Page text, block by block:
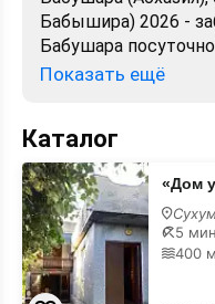
Бабышира) 2026 -
Бабушара
объектов для
Официальный сайт.
Показать ещё
Каталог
«Дом
у
волн»
дом
под-
ключ
«Дом
5
400